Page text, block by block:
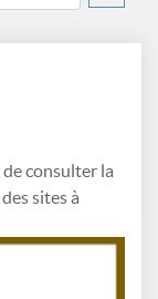
consulter la
sites à